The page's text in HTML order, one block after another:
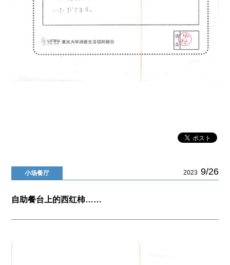
小场餐厅 2023 9/26
自助餐台上的西红柿……